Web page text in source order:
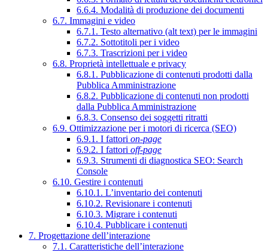
6.6.4. Modalità di produzione dei documenti
6.7. Immagini e video
6.7.1. Testo alternativo (alt text) per le immagini
6.7.2. Sottotitoli per i video
6.7.3. Trascrizioni per i video
6.8. Proprietà intellettuale e privacy
6.8.1. Pubblicazione di contenuti prodotti dalla
Pubblica Amministrazione
6.8.2. Pubblicazione di contenuti non prodotti
dalla Pubblica Amministrazione
6.8.3. Consenso dei soggetti ritratti
6.9. Ottimizzazione per i motori di ricerca (SEO)
6.9.1. I fattori on-page
6.9.2. I fattori off-page
6.9.3. Strumenti di diagnostica SEO: Search
Console
6.10. Gestire i contenuti
6.10.1. L’inventario dei contenuti
6.10.2. Revisionare i contenuti
6.10.3. Migrare i contenuti
6.10.4. Pubblicare i contenuti
7. Progettazione dell’interazione
7.1. Caratteristiche dell’interazione